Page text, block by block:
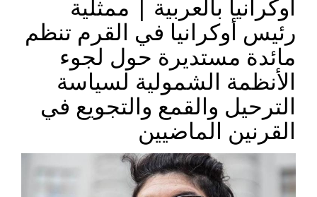
أوكرانيا بالعربية | ممثلية
رئيس أوكرانيا في القرم تنظم
مائدة مستديرة حول لجوء
الأنظمة الشمولية لسياسة
الترحيل والقمع والتجويع في
القرنين الماضيين